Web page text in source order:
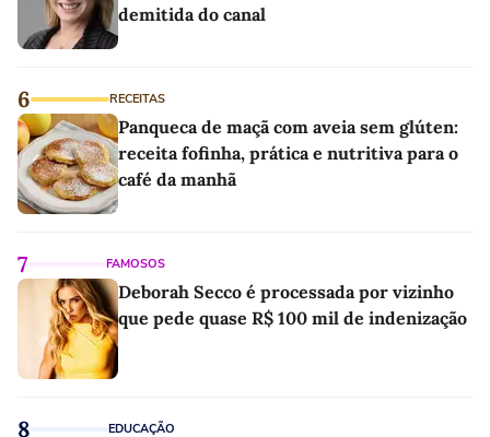
demitida do canal
6 RECEITAS
Panqueca de maçã com aveia sem glúten:
receita fofinha, prática e nutritiva para o
café da manhã
7 FAMOSOS
Deborah Secco é processada por vizinho
que pede quase R$ 100 mil de indenização
8 EDUCAÇÃO